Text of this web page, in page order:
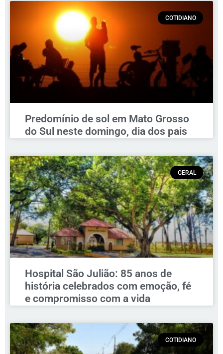
COTIDIANO
Predomínio de sol em Mato Grosso
do Sul neste domingo, dia dos pais
GERAL
Hospital São Julião: 85 anos de
história celebrados com emoção, fé
e compromisso com a vida
COTIDIANO